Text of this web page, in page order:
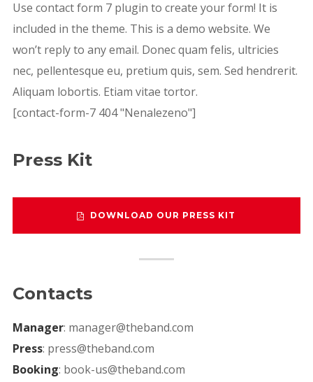
Use contact form 7 plugin to create your form! It is
included in the theme. This is a demo website. We
won’t reply to any email. Donec quam felis, ultricies
nec, pellentesque eu, pretium quis, sem. Sed hendrerit.
Aliquam lobortis. Etiam vitae tortor.
[contact-form-7 404 "Nenalezeno"]
Press Kit
DOWNLOAD OUR PRESS KIT
Contacts
Manager: manager@theband.com
Press: press@theband.com
Booking: book-us@theband.com